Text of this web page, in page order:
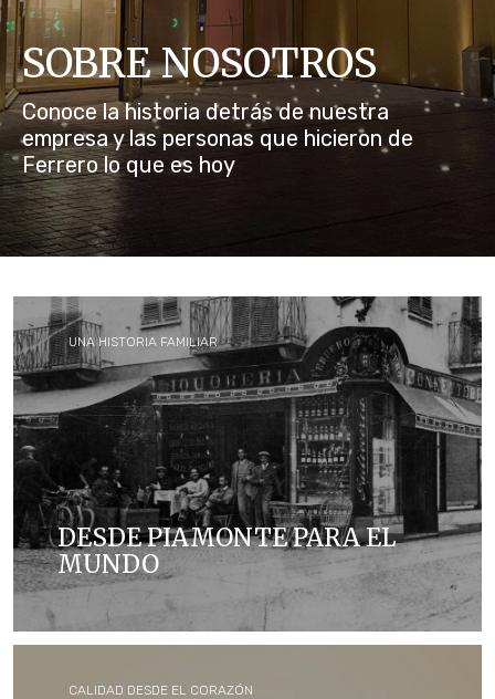
NOTICIAS E HISTORIAS
SOBRE NOSOTROS
Conoce la historia detrás de nuestra
empresa y las personas que hicieron de
Ferrero lo que es hoy
UNA HISTORIA FAMILIAR
DESDE PIAMONTE PARA EL
MUNDO
Ferrero comenzó como una pequeña pastelería en
Alba, Italia; y ahora es una de las compañías
alimenticias más grandes del mundo y el hogar, de
CALIDAD DESDE EL CORAZÓN